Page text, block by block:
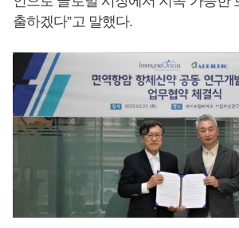
출하겠다”고 말했다.